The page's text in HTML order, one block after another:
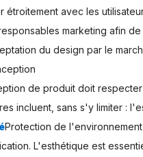
étroitement avec les
marketing afin de
du design par le
de produit doit
incluent, sans s'y limiter :
Protection de
L'esthétique est